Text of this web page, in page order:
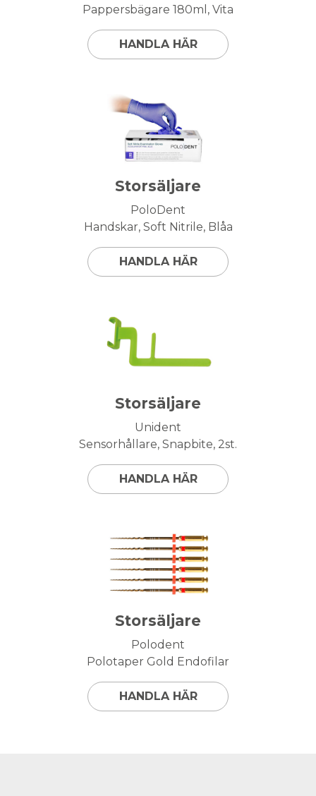
Pappersbägare 180ml, Vita
HANDLA HÄR
Storsäljare
PoloDent
Handskar, Soft Nitrile, Blåa
HANDLA HÄR
Storsäljare
Unident
Sensorhållare, Snapbite, 2st.
HANDLA HÄR
Storsäljare
Polodent
Polotaper Gold Endofilar
HANDLA HÄR